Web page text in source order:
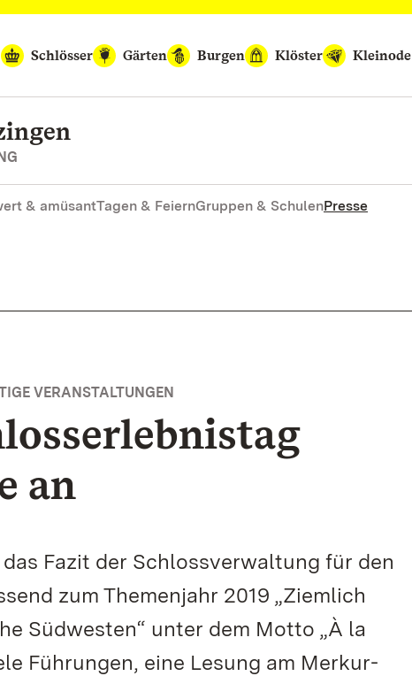
Schlösser
Gärten Burgen Klöster Kleinode
& amüsantTagen & FeiernGruppen & SchulenPresse
VERANSTALTUNGEN
an
Fazit der Schlossverwaltung für den
zum Themenjahr 2019 „Ziemlich
Südwesten“ unter dem Motto „À la
Führungen, eine Lesung am Merkur-